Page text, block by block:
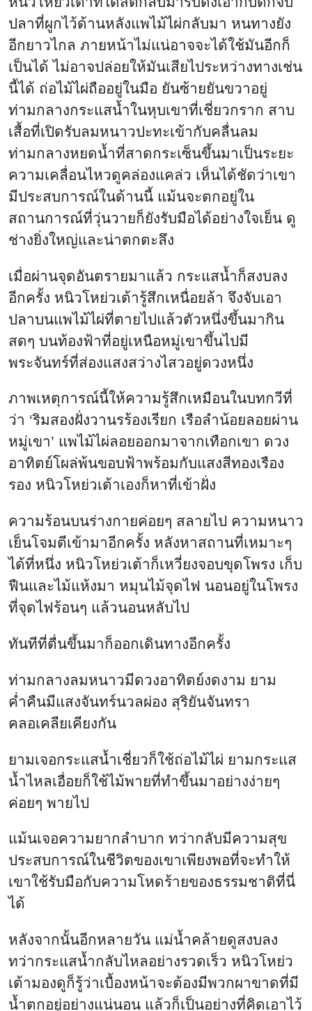
ปลาที่ผูกไว้ด้านหลังแพไม้ไผ่กลับมา หนทางยัง
อีกยาวไกล ภายหน้าไม่แน่อาจจะได้ใช้มันอีกก็
เป็นได้ ไม่อาจปล่อยให้มันเสียไประหว่างทางเช่น
นี้ได้ ถ่อไม้ไผ่ถืออยู่ในมือ ยันซ้ายยันขวาอยู่
ท่ามกลางกระแสน้ำในหุบเขาที่เชี่ยวกราก สาบ
เสื้อที่เปิดรับลมหนาวปะทะเข้ากับคลื่นลม
ท่ามกลางหยดน้ำที่สาดกระเซ็นขึ้นมาเป็นระยะ
ความเคลื่อนไหวดูคล่องแคล่ว เห็นได้ชัดว่าเขา
มีประสบการณ์ในด้านนี้ แม้นจะตกอยู่ใน
สถานการณ์ที่วุ่นวายก็ยังรับมือได้อย่างใจเย็น ดู
ช่างยิ่งใหญ่และน่าตกตะลึง
เมื่อผ่านจุดอันตรายมาแล้ว กระแสน้ำก็สงบลง
อีกครั้ง หนิวโหย่วเต้ารู้สึกเหนื่อยล้า จึงจับเอา
ปลาบนแพไม้ไผ่ที่ตายไปแล้วตัวหนึ่งขึ้นมากิน
สดๆ บนท้องฟ้าที่อยู่เหนือหมู่เขาขึ้นไปมี
พระจันทร์ที่ส่องแสงสว่างไสวอยู่ดวงหนึ่ง
ภาพเหตุการณ์นี้ให้ความรู้สึกเหมือนในบทกวีที่
ว่า ‘ริมสองฝั่งวานรร้องเรียก เรือลำน้อยลอยผ่าน
หมู่เขา’ แพไม้ไผ่ลอยออกมาจากเทือกเขา ดวง
อาทิตย์โผล่พ้นขอบฟ้าพร้อมกับแสงสีทองเรือง
รอง หนิวโหย่วเต้าเองก็หาที่เข้าฝั่ง
ความร้อนบนร่างกายค่อยๆ สลายไป ความหนาว
เย็นโจมตีเข้ามาอีกครั้ง หลังหาสถานที่เหมาะๆ
ได้ที่หนึ่ง หนิวโหย่วเต้าก็เหวี่ยงจอบขุดโพรง เก็บ
ฟืนและไม้แห้งมา หมุนไม้จุดไฟ นอนอยู่ในโพรง
ที่จุดไฟร้อนๆ แล้วนอนหลับไป
ทันทีที่ตื่นขึ้นมาก็ออกเดินทางอีกครั้ง
ท่ามกลางลมหนาวมีดวงอาทิตย์งดงาม ยาม
ค่ำคืนมีแสงจันทร์นวลผ่อง สุริยันจันทรา
คลอเคลียเคียงกัน